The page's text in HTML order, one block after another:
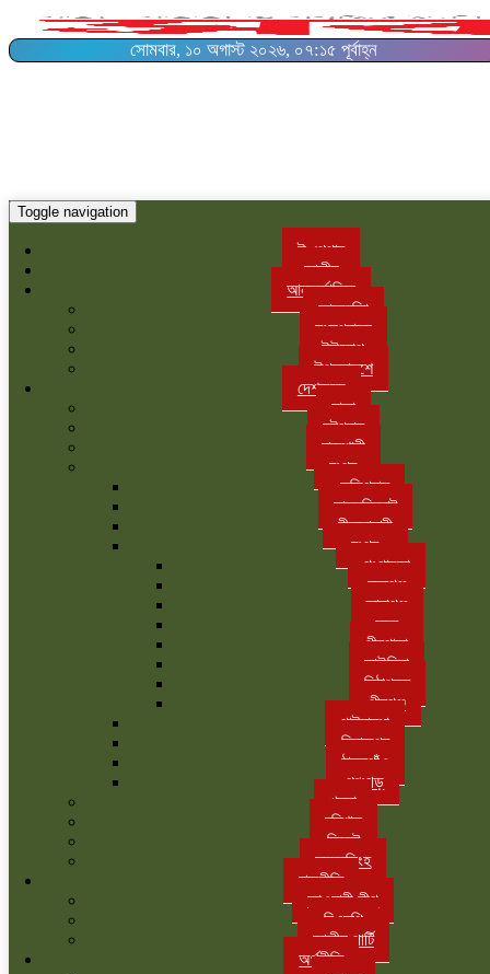
সোমবার, ১০ অগাস্ট ২০২৬, ০৭:১৫ পূর্বাহ্ন
Toggle navigation
ই-পেপার
জাতীয়
আন্তর্জাতিক
আমরেকিা
মধ্যপ্রাচ্য
ইউরোপ
উপমহাদশে
দেশজুড়ে
ঢাকা
চট্টগ্রাম
রাজশাহী
রংপুর
কুড়িগ্রাম
লালমনিরহাট
নীলফামারী
রংপুর
গংগাচড়া
বদরগঞ্জ
তারাগঞ্জ
সদর
পীরগাছা
কাউনিয়া
মিঠাপুকুর
পীরগঞ্জ
গাইবান্ধা
দিনাজপুর
ঠাকুরগাঁও
পঞ্চগড়
খুলনা
বরিশাল
সিলেট
ময়মনসিংহ
রাজনীতি
আওয়ামী লীগ
বিএনপি
জাতীয় পার্টি
অর্থনীতি